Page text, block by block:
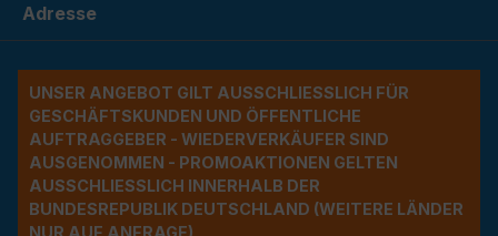
Adresse
UNSER ANGEBOT GILT AUSSCHLIESSLICH FÜR G
ESCHÄFTSKUNDEN UND ÖFFENTLICHE A
UFTRAGGEBER - WIEDERVERKÄUFER SIND A
USGENOMMEN - PROMOAKTIONEN GELTEN A
USSCHLIESSLICH INNERHALB DER BU
NDESREPUBLIK DEUTSCHLAND (WEITERE LÄNDER NU
R AUF ANFRAGE)